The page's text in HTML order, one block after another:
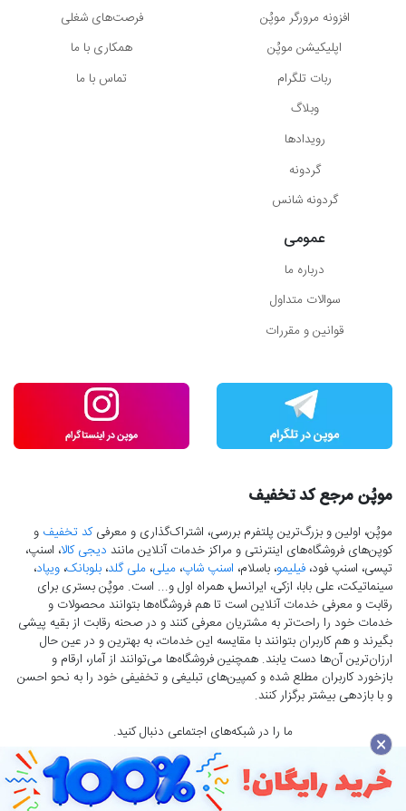
افزونه مرورگر موپُن
اپلیکیشن موپُن
ربات تلگرام
وبلاگ
رویدادها
گردونه
گردونه شانس
فرصت‌های شغلی
همکاری با ما
تماس با ما
عمومی
درباره ما
سوالات متداول
قوانین و مقررات
موپُن مرجع کد تخفیف
موپُن، اولین و بزرگ‌ترین پلتفرم بررسی، اشتراک‌گذاری و معرفیکد تخفیف و
کوپن‌های فروشگاه‌های اینترنتی و مراکز خدمات آنلاین مانند دیجی کالا، اسنپ،
تپسی، اسنپ فود، فیلیمو، باسلام، اسنپ شاپ، میلی، ملی گلد، بلوبانک، ویپاد،
سینماتیکت، علی بابا، ازکی، ایرانسل، همراه اول و... است. موپُن بستری برای
رقابت و معرفی خدمات آنلاین است تا هم فروشگاه‌ها بتوانند محصولات و
خدمات خود را راحت‌تر به مشتریان معرفی کنند و در صحنه رقابت از بقیه پیشی
بگیرند و هم کاربران بتوانند با مقایسه این خدمات، به بهترین و در عین حال
ارزان‌ترین آن‌ها دست‌ یابند. همچنین فروشگاه‌ها می‌توانند از آمار، ارقام و
بازخورد کاربران مطلع شده و کمپین‌های تبلیغی و تخفیفی خود را به نحو احسن
و با بازدهی بیشتر برگزار کنند.
ما را در شبکه‌های اجتماعی دنبال کنید.
×